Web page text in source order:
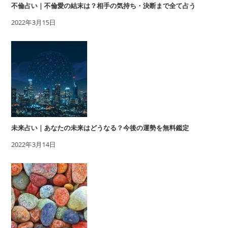
不倫占い｜不倫愛の結末は？相手の気持ち・決断まで全て占う
2022年3月15日
未来占い｜あなたの未来はどうなる？今後の運勢を無料鑑定
2022年3月14日